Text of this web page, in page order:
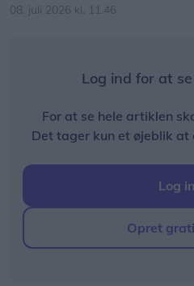
08. juli 2026 kl. 11.46
Log ind for at
For at se hele artiklen
Det tager kun et øjeblik
Log
Opret